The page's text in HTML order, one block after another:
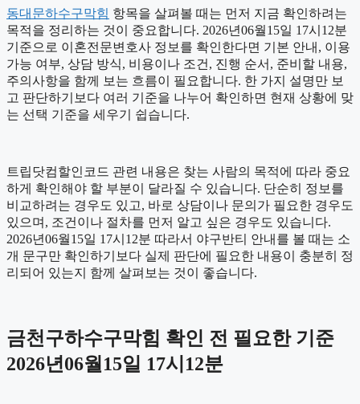
동대문하수구막힘 항목을 살펴볼 때는 먼저 지금 확인하려는
목적을 정리하는 것이 중요합니다. 2026년06월15일 17시12분
기준으로 이혼전문변호사 정보를 확인한다면 기본 안내, 이용
가능 여부, 상담 방식, 비용이나 조건, 진행 순서, 준비할 내용,
주의사항을 함께 보는 흐름이 필요합니다. 한 가지 설명만 보
고 판단하기보다 여러 기준을 나누어 확인하면 현재 상황에 맞
는 선택 기준을 세우기 쉽습니다.
트립닷컴할인코드 관련 내용은 찾는 사람의 목적에 따라 중요
하게 확인해야 할 부분이 달라질 수 있습니다. 단순히 정보를
비교하려는 경우도 있고, 바로 상담이나 문의가 필요한 경우도
있으며, 조건이나 절차를 먼저 알고 싶은 경우도 있습니다.
2026년06월15일 17시12분 따라서 야구반티 안내를 볼 때는 소
개 문구만 확인하기보다 실제 판단에 필요한 내용이 충분히 정
리되어 있는지 함께 살펴보는 것이 좋습니다.
금천구하수구막힘 확인 전 필요한 기준
2026년06월15일 17시12분